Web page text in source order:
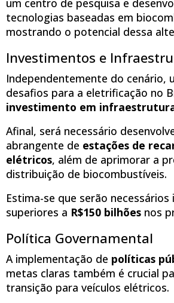
tecnologias baseadas em
mostrando o potencial dessa
Investimentos e
Independentemente do cenário,
desafios para a eletrificação no
investimento em
Afinal, será necessário
abrangente de estações de
elétricos, além de aprimorar a
distribuição de biocombustíveis.
Estima-se que serão
superiores a R$150 bilhões nos
Política Governamental
A implementação de políticas
metas claras também é crucial
transição para veículos elétricos.